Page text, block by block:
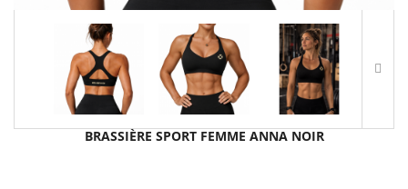
BRASSIÈRE SPORT FEMME ANNA NOIR